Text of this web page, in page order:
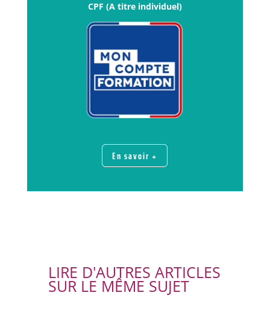
CPF (A titre individuel)
En savoir +
LIRE D'AUTRES ARTICLES
SUR LE MÊME SUJET